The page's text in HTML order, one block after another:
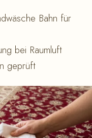
Bahn für
bei Raumluft
geprüft